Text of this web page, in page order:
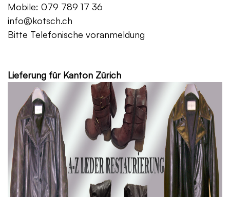
Mobile: 079 789 17 36
info@kotsch.ch
Bitte Telefonische voranmeldung
Lieferung für Kanton Zürich